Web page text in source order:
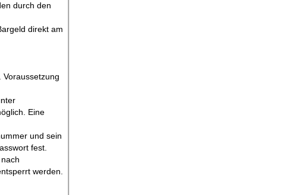
durch den
direkt am
Eine
und sein
fest.
werden.